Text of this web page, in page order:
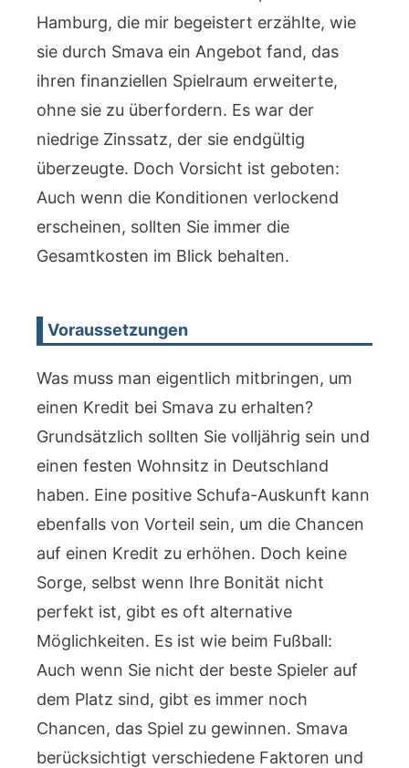
Hamburg, die mir begeistert erzählte, wie
sie durch Smava ein Angebot fand, das
ihren finanziellen Spielraum erweiterte,
ohne sie zu überfordern. Es war der
niedrige Zinssatz, der sie endgültig
überzeugte. Doch Vorsicht ist geboten:
Auch wenn die Konditionen verlockend
erscheinen, sollten Sie immer die
Gesamtkosten im Blick behalten.
Voraussetzungen
Was muss man eigentlich mitbringen, um
einen Kredit bei Smava zu erhalten?
Grundsätzlich sollten Sie volljährig sein und
einen festen Wohnsitz in Deutschland
haben. Eine positive Schufa-Auskunft kann
ebenfalls von Vorteil sein, um die Chancen
auf einen Kredit zu erhöhen. Doch keine
Sorge, selbst wenn Ihre Bonität nicht
perfekt ist, gibt es oft alternative
Möglichkeiten. Es ist wie beim Fußball:
Auch wenn Sie nicht der beste Spieler auf
dem Platz sind, gibt es immer noch
Chancen, das Spiel zu gewinnen. Smava
berücksichtigt verschiedene Faktoren und